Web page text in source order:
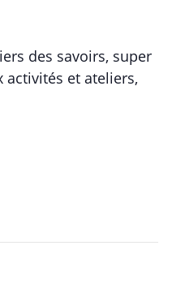
des savoirs, super
activités et ateliers,